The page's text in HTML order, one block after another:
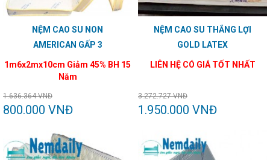
NỆM CAO SU NON
AMERICAN GẤP 3
1m6x2mx10cm Giảm 45% BH 15
Năm
1.636.364 VNĐ
800.000 VNĐ
NỆM CAO SU THẮNG LỢI
GOLD LATEX
LIÊN HỆ CÓ GIÁ TỐT NHẤT
3.272.727 VNĐ
1.950.000 VNĐ